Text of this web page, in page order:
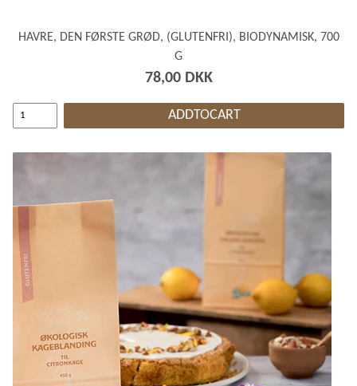
HAVRE, DEN FØRSTE GRØD, (GLUTENFRI), BIODYNAMISK, 700
G
78,00 DKK
ADDTOCART